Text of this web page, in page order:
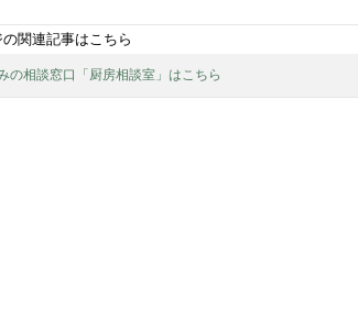
関連記事はこちら
の相談窓口「厨房相談室」はこちら